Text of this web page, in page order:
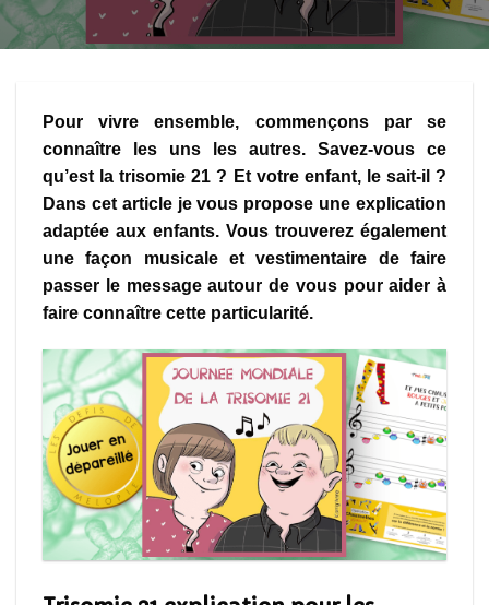
Pour vivre ensemble, commençons par se
connaître les uns les autres. Savez-vous ce
qu’est la trisomie 21 ? Et votre enfant, le sait-il ?
Dans cet article je vous propose une explication
adaptée aux enfants. Vous trouverez également
une façon musicale et vestimentaire de faire
passer le message autour de vous pour aider à
faire connaître cette particularité.